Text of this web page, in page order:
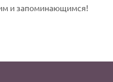
и запоминающимся!